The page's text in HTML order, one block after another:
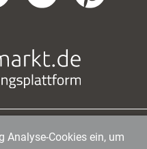
| Endenicher Str. 41
|
Analyse-Cookies ein, um